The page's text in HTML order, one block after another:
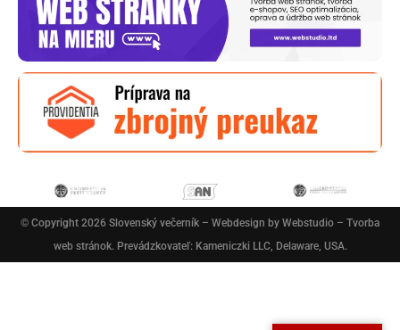
© Copyright 2026 Slovenský večerník – Webdesign by Webstudio – Tvorba
web stránok. Prevádzkovateľ: Kameniczki LLC, Delaware, USA.